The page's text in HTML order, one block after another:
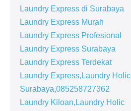
Laundry Express di Surabaya
Laundry Express Murah
Laundry Express Profesional
Laundry Express Surabaya
Laundry Express Terdekat
Laundry Express,Laundry Holic
Surabaya,085258727362
Laundry Kiloan,Laundry Holic